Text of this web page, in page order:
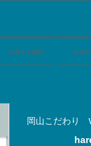
お客さま掲載 会社
岡山こだわり